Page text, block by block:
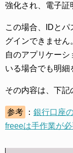
強化され、電子証
この場合、IDと
グインできません
自のアプリケー
いる場合でも明細
その内容は、下記
参考 ： 銀行口座
freeeは手作業が